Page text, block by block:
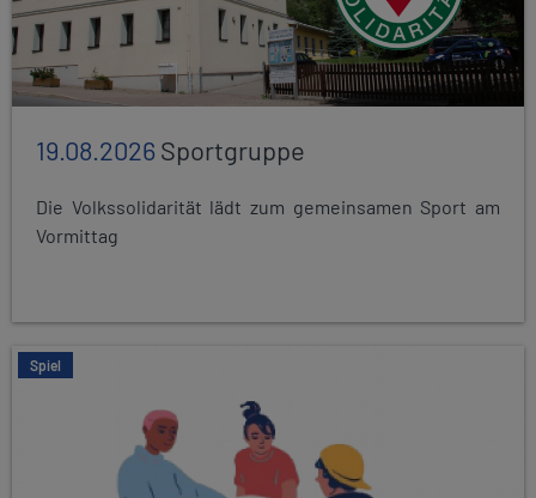
19.08.2026Sportgruppe
Die Volkssolidarität lädt zum gemeinsamen Sport am
Vormittag
Spiel